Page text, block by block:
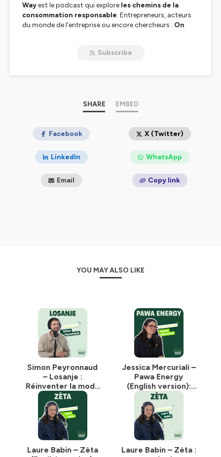
Wayest le podcast qui explore les chemins de la
consommation responsable. Entrepreneurs, acteurs
du monde de l’entreprise ou encore chercheurs : On
. Bienvenue et bonne écoute…
Subscribe
SHARE EMBED
Facebook X (Twitter)
LinkedIn WhatsApp
Email Copy link
YOU MAY ALSO LIKE
Simon Peyronnaud
– Losanje :
Réinventer la mode
avec ce qu’elle a
déjà produit
Jessica Mercuriali –
Pawa Energy
(English version):
Reducing the
Carbon Footprint of
Mobile Energy
Laure Babin – Zèta
Laure Babin – Zèta :